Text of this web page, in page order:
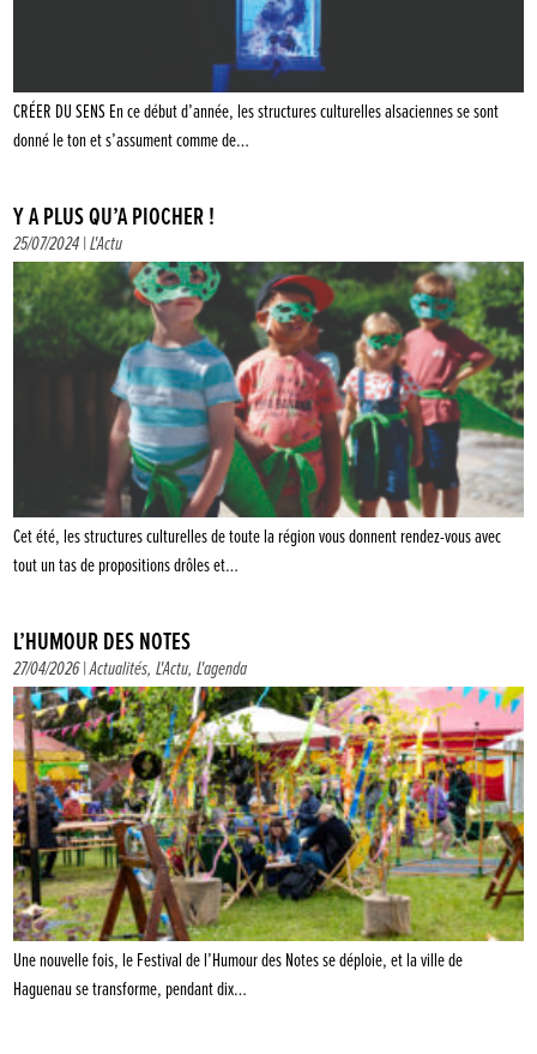
CRÉER DU SENS En ce début d’année, les structures culturelles alsaciennes se sont
donné le ton et s’assument comme de…
Y A PLUS QU’À PIOCHER !
25/07/2024 |L'Actu
Cet été, les structures culturelles de toute la région vous donnent rendez-vous avec
tout un tas de propositions drôles et…
L’HUMOUR DES NOTES
27/04/2026 |Actualités,L'Actu,L'agenda
Une nouvelle fois, le Festival de l’Humour des Notes se déploie, et la ville de
Haguenau se transforme, pendant dix…